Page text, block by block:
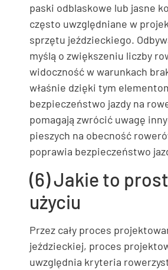
paski odblaskowe lub jasne
często uwzględniane w
sprzętu jeździeckiego.
myślą o zwiększeniu liczby
widoczność w warunkach
właśnie dzięki tym
bezpieczeństwo jazdy na
pomagają zwrócić uwagę
pieszych na obecność
poprawia bezpieczeństwo
(6) Jakie to
użyciu
Przez cały proces
jeździeckiej, proces
uwzględnia kryteria